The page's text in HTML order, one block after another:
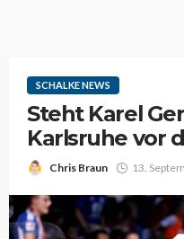
SCHALKE NEWS
Steht Karel
Karlsruhe vor
Chris Braun 13.